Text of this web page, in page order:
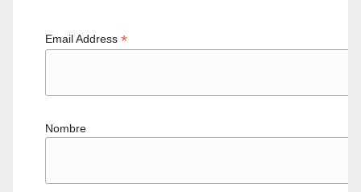
Email Address *
Nombre